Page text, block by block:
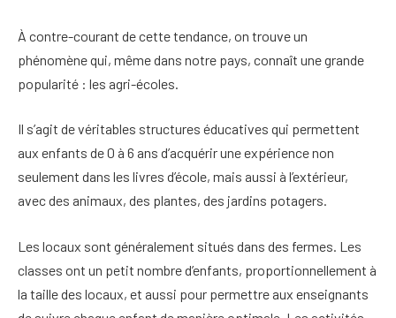
À contre-courant de cette tendance, on trouve un
phénomène qui, même dans notre pays, connaît une grande
popularité : les agri-écoles.
Il s’agit de véritables structures éducatives qui permettent
aux enfants de 0 à 6 ans d’acquérir une expérience non
seulement dans les livres d’école, mais aussi à l’extérieur,
avec des animaux, des plantes, des jardins potagers.
Les locaux sont généralement situés dans des fermes. Les
classes ont un petit nombre d’enfants, proportionnellement à
la taille des locaux, et aussi pour permettre aux enseignants